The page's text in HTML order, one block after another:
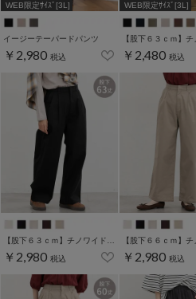
WEB限定ｻｲｽﾞ[3L]
イージーテーパードパンツ
￥2,980 税込
WEB限定ｻｲｽﾞ[3L]
￥2,480 税込
【股下６３ｃｍ】チノワイドストレート(股下60/63/66/69cm展開)
￥2,980 税込 ￥2,980 税込